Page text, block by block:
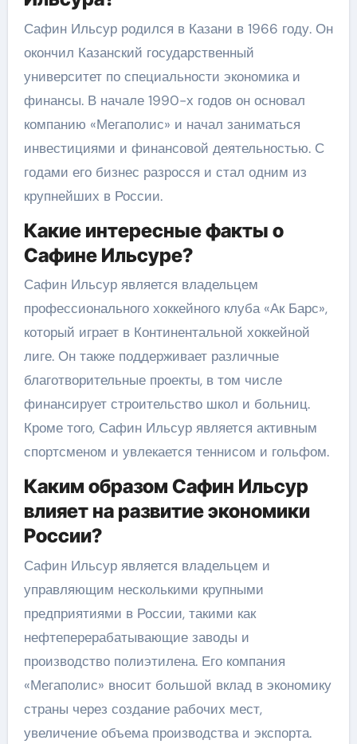
Сафин Ильсур родился в Казани в 1966 году. Он
окончил Казанский государственный
университет по специальности экономика и
финансы. В начале 1990-х годов он основал
компанию «Мегаполис» и начал заниматься
инвестициями и финансовой деятельностью. С
годами его бизнес разросся и стал одним из
крупнейших в России.
Какие интересные факты о
Сафине Ильсуре?
Сафин Ильсур является владельцем
профессионального хоккейного клуба «Ак Барс»,
который играет в Континентальной хоккейной
лиге. Он также поддерживает различные
благотворительные проекты, в том числе
финансирует строительство школ и больниц.
Кроме того, Сафин Ильсур является активным
спортсменом и увлекается теннисом и гольфом.
Каким образом Сафин Ильсур
влияет на развитие экономики
России?
Сафин Ильсур является владельцем и
управляющим несколькими крупными
предприятиями в России, такими как
нефтеперерабатывающие заводы и
производство полиэтилена. Его компания
«Мегаполис» вносит большой вклад в экономику
страны через создание рабочих мест,
увеличение объема производства и экспорта.